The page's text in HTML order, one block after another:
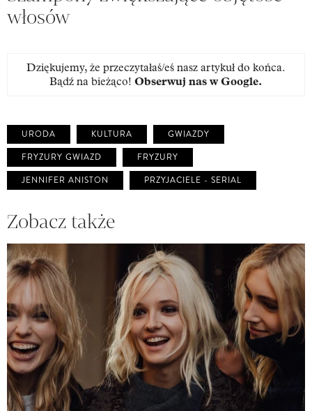
włosów
Dziękujemy, że przeczytałaś/eś nasz artykuł do końca.
Bądź na bieżąco! Obserwuj nas w Google.
URODA KULTURA
GWIAZDY
FRYZURY GWIAZD
FRYZURY
JENNIFER ANISTON
PRZYJACIELE - SERIAL
Zobacz także